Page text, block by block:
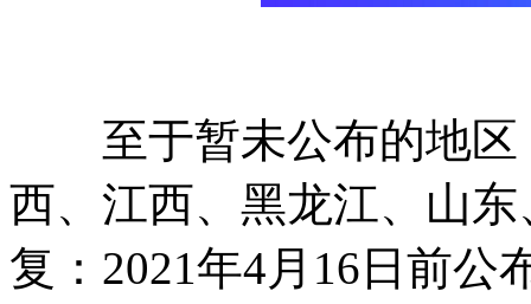
至于暂未公布的地区
西、江西、黑龙江、山
复：2021年4月16日前公